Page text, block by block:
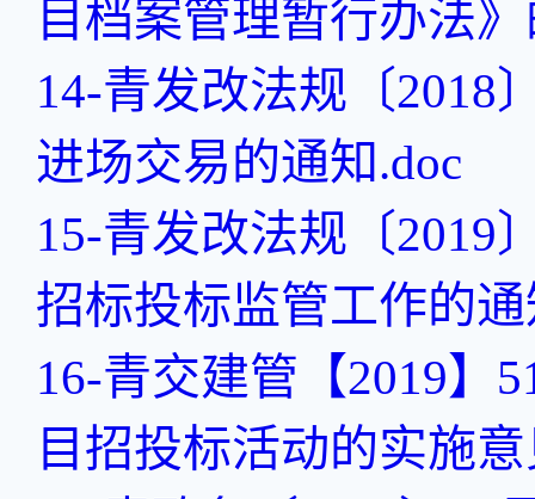
目档案管理暂行办法
14-青发改法规〔2018
进场交易的通知.doc
15-青发改法规〔2019
招标投标监管工作的通
16-青交建管【2019】
目招投标活动的实施